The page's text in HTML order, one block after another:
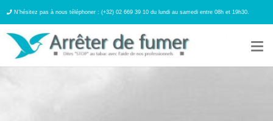
N’hésitez pas à nous téléphoner : (+32) 02 669 39 10 du lundi au samedi entre 08h et 19h30.